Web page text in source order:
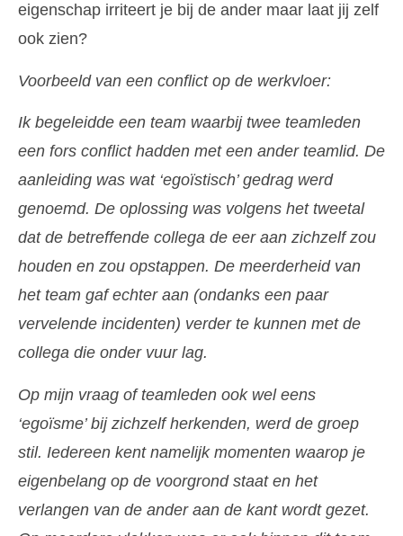
eigenschap irriteert je bij de ander maar laat jij zelf
ook zien?
Voorbeeld van een conflict op de werkvloer:
Ik begeleidde een team waarbij twee teamleden
een fors conflict hadden met een ander teamlid. De
aanleiding was wat ‘egoïstisch’ gedrag werd
genoemd. De oplossing was volgens het tweetal
dat de betreffende collega de eer aan zichzelf zou
houden en zou opstappen. De meerderheid van
het team gaf echter aan (ondanks een paar
vervelende incidenten) verder te kunnen met de
collega die onder vuur lag.
Op mijn vraag of teamleden ook wel eens
‘egoïsme’ bij zichzelf herkenden, werd de groep
stil. Iedereen kent namelijk momenten waarop je
eigenbelang op de voorgrond staat en het
verlangen van de ander aan de kant wordt gezet.